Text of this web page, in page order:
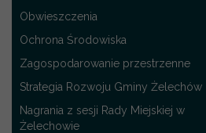
Obwieszczenia
Ochrona Środowiska
Zagospodarowanie przestrzenne
Strategia Rozwoju Gminy Żelechów
Nagrania z sesji Rady Miejskiej w
Żelechowie